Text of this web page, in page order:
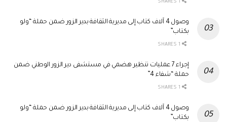
وصول 4 آلاف كتاب إلى مديرية الثقافة بدير الزور ضمن حملة “ولو
بكتاب”
إجراء 7 عمليات تنظير هضمي في مستشفى دير الزور الوطني ضمن
حملة “شفاء 4”
وصول 4 آلاف كتاب إلى مديرية الثقافة بدير الزور ضمن حملة “ولو
بكتاب”